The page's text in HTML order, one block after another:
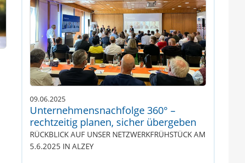
09.06.2025
Unternehmensnachfolge 360° –
rechtzeitig planen, sicher übergeben
RÜCKBLICK AUF UNSER NETZWERKFRÜHSTÜCK AM
5.6.2025 IN ALZEY